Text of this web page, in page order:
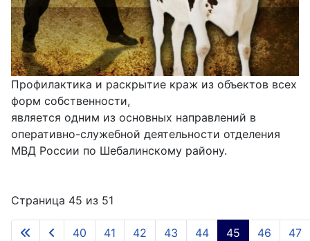
Профилактика и раскрытие краж из объектов всех
форм собственности,
является одним из основных направлений в
оперативно-служебной деятельности отделения
МВД России по Шебалинскому району.
Страница 45 из 51
40 41 42 43 44 45 46 47